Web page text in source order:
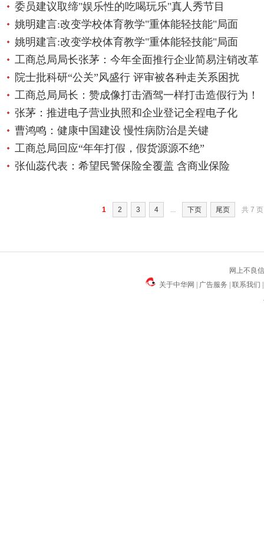
委员建议取缔"娱乐性的吃喝玩乐"真人秀节目
姚明建言:改变学校体育教学"重体能轻技能"局面
姚明建言:改变学校体育教学"重体能轻技能"局面
工商总局局长张茅：今年全面推行企业简易注销改革
院士批科研“公关”风盛行 评审被各种走关系困扰
工商总局局长：赞成像打击酒驾一样打击造假行为！
张茅：推进电子营业执照和企业登记全程电子化
曹鸿鸣：健康中国建设 慢性病防治是关键
工商总局回应“年年打假，假货源源不绝”
张仙蕊代表：希望民警保险全覆盖 含商业保险
1 2 3 4 ... 下页 尾页 共 7 页
网上不良
关于中华网
广告服务 联系我们